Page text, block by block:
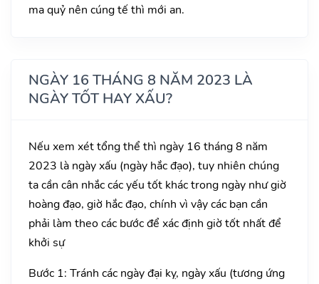
ma quỷ nên cúng tế thì mới an.
NGÀY 16 THÁNG 8 NĂM 2023 LÀ
NGÀY TỐT HAY XẤU?
Nếu xem xét tổng thể thì ngày 16 tháng 8 năm
2023 là ngày xấu (ngày hắc đạo), tuy nhiên chúng
ta cần cân nhắc các yếu tốt khác trong ngày như giờ
hoàng đạo, giờ hắc đạo, chính vì vậy các bạn cần
phải làm theo các bước để xác định giờ tốt nhất để
khởi sự
Bước 1: Tránh các ngày đại kỵ, ngày xấu (tương ứng